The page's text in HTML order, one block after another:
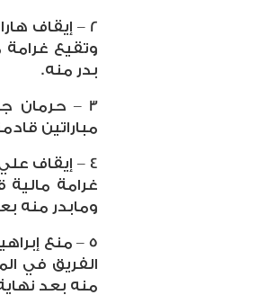
2 – إيقاف
وتقيع غرامة
بدر منه.
3 – حرمان
مباراتين
غرامة
ومابدر منه
5 – منع
الفريق في
منه بعد نهاية